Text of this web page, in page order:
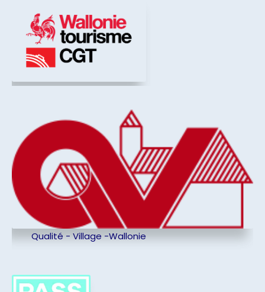
Qualité - Village -Wallonie